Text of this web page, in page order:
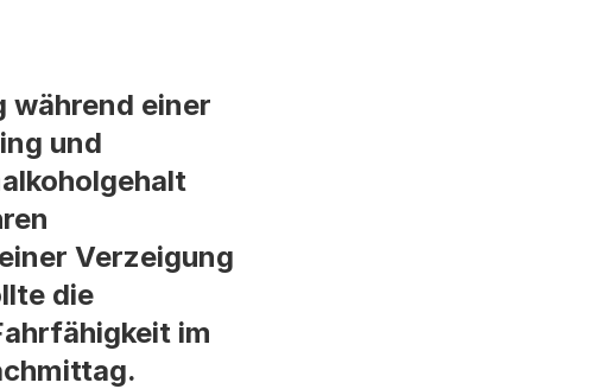
während einer
und
Verzeigung
die
im